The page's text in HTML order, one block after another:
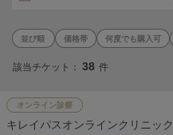
価格帯 何度でも購入可
該当チケット： 38 件
オンライン診療
キレイパスオンラインクリニック